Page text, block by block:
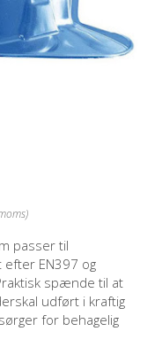
passer til
EN397 og
spænde til at
udført i kraftig
for behagelig